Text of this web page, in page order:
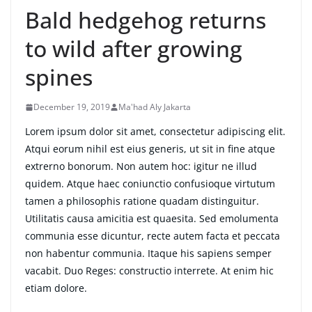
Bald hedgehog returns
to wild after growing
spines
December 19, 2019 Ma'had Aly Jakarta
Lorem ipsum dolor sit amet, consectetur adipiscing elit.
Atqui eorum nihil est eius generis, ut sit in fine atque
extrerno bonorum. Non autem hoc: igitur ne illud
quidem. Atque haec coniunctio confusioque virtutum
tamen a philosophis ratione quadam distinguitur.
Utilitatis causa amicitia est quaesita. Sed emolumenta
communia esse dicuntur, recte autem facta et peccata
non habentur communia. Itaque his sapiens semper
vacabit. Duo Reges: constructio interrete. At enim hic
etiam dolore.